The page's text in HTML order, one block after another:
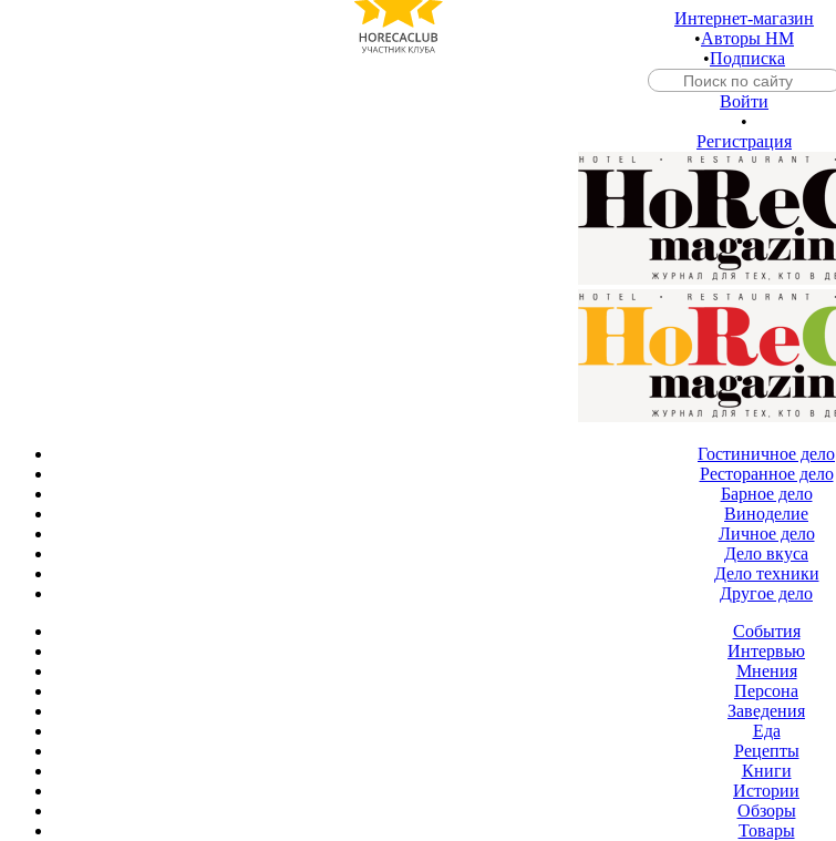
Интернет-магазин
•Авторы HM
•Подписка
Войти
•
Регистрация
Гостиничное дело
Ресторанное дело
Барное дело
Виноделие
Личное дело
Дело вкуса
Дело техники
Другое дело
События
Интервью
Мнения
Персона
Заведения
Еда
Рецепты
Книги
Истории
Обзоры
Товары